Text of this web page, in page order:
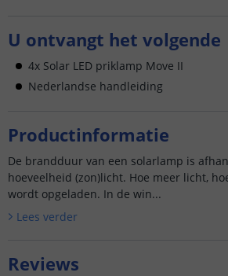
U ontvangt het volgende
4x Solar LED priklamp Move II
Nederlandse handleiding
Productinformatie
De brandduur van een solarlamp is
hoeveelheid (zon)licht. Hoe meer licht,
wordt opgeladen. In de win...
Lees verder
Reviews